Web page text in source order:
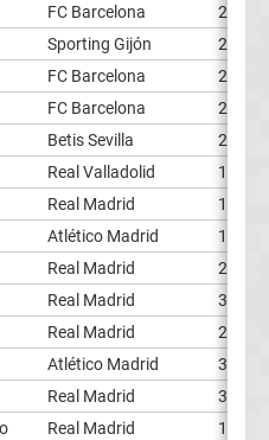
FC Barcelona
29
Sporting Gijón
24
FC Barcelona
20
FC Barcelona
26
Betis Sevilla
20
Real Valladolid
17
Real Madrid
17
Atlético Madrid
19
Real Madrid
22
Real Madrid
34
Real Madrid
29
Atlético Madrid
35
Real Madrid
38
Real Madrid
19